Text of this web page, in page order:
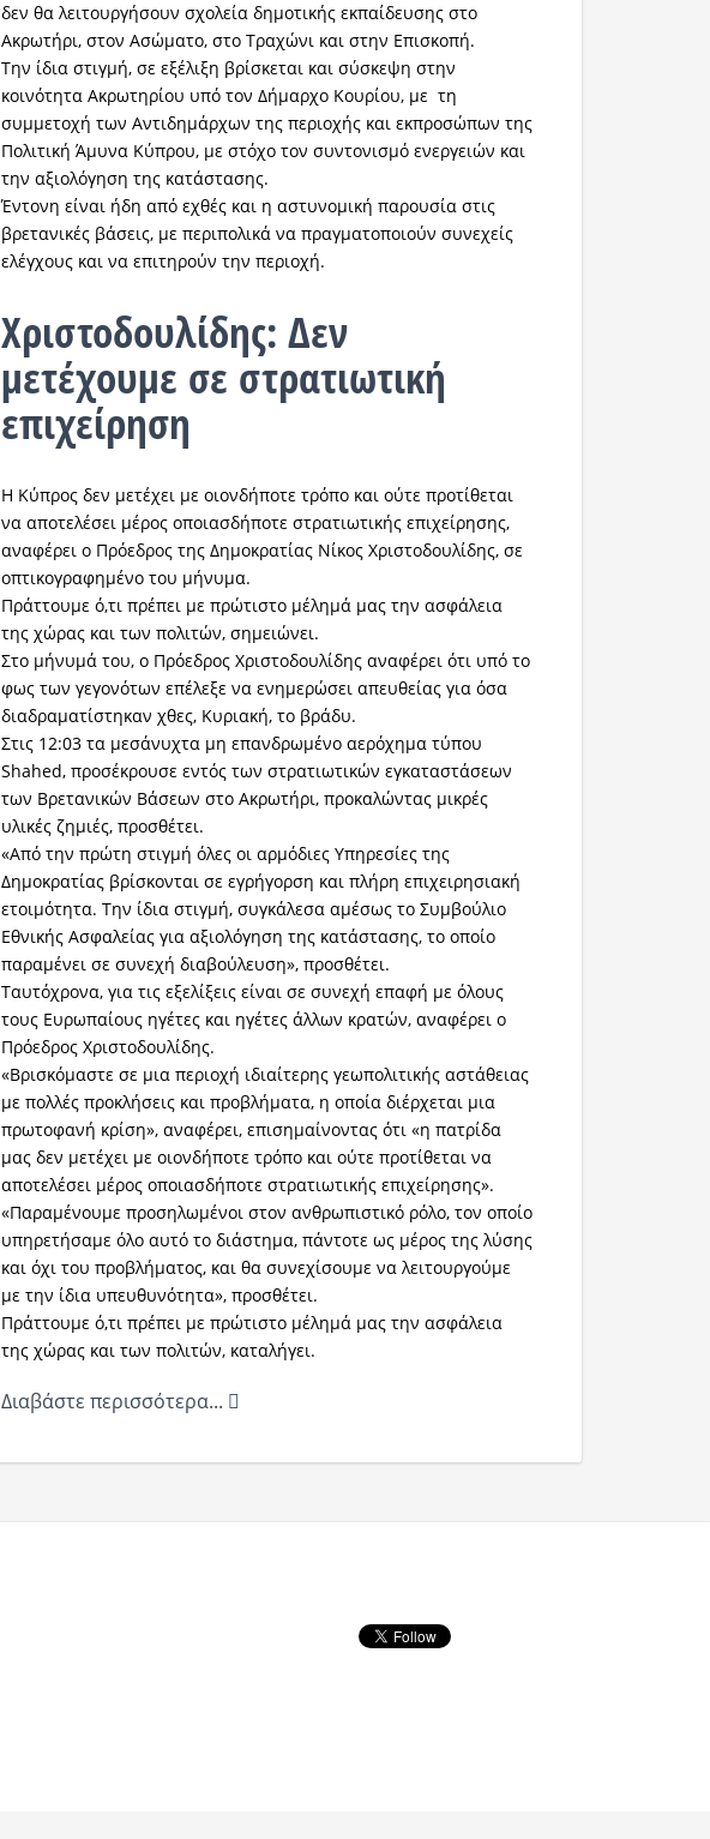
δεν θα λειτουργήσουν σχολεία δημοτικής εκπαίδευσης στο
Ακρωτήρι, στον Ασώματο, στο Τραχώνι και στην Επισκοπή.
Την ίδια στιγμή, σε εξέλιξη βρίσκεται και σύσκεψη στην
κοινότητα Ακρωτηρίου υπό τον Δήμαρχο Κουρίου, με τη
συμμετοχή των Αντιδημάρχων της περιοχής και εκπροσώπων της
Πολιτική Άμυνα Κύπρου, με στόχο τον συντονισμό ενεργειών και
την αξιολόγηση της κατάστασης.
Έντονη είναι ήδη από εχθές και η αστυνομική παρουσία στις
βρετανικές βάσεις, με περιπολικά να πραγματοποιούν συνεχείς
ελέγχους και να επιτηρούν την περιοχή.
Χριστοδουλίδης: Δεν
μετέχουμε σε στρατιωτική
επιχείρηση
Η Κύπρος δεν μετέχει με οιονδήποτε τρόπο και ούτε προτίθεται
να αποτελέσει μέρος οποιασδήποτε στρατιωτικής επιχείρησης,
αναφέρει ο Πρόεδρος της Δημοκρατίας Νίκος Χριστοδουλίδης, σε
οπτικογραφημένο του μήνυμα.
Πράττουμε ό,τι πρέπει με πρώτιστο μέλημά μας την ασφάλεια
της χώρας και των πολιτών, σημειώνει.
Στο μήνυμά του, ο Πρόεδρος Χριστοδουλίδης αναφέρει ότι υπό το
φως των γεγονότων επέλεξε να ενημερώσει απευθείας για όσα
διαδραματίστηκαν χθες, Κυριακή, το βράδυ.
Στις 12:03 τα μεσάνυχτα μη επανδρωμένο αερόχημα τύπου
Shahed, προσέκρουσε εντός των στρατιωτικών εγκαταστάσεων
των Βρετανικών Βάσεων στο Ακρωτήρι, προκαλώντας μικρές
υλικές ζημιές, προσθέτει.
«Από την πρώτη στιγμή όλες οι αρμόδιες Υπηρεσίες της
Δημοκρατίας βρίσκονται σε εγρήγορση και πλήρη επιχειρησιακή
ετοιμότητα. Την ίδια στιγμή, συγκάλεσα αμέσως το Συμβούλιο
Εθνικής Ασφαλείας για αξιολόγηση της κατάστασης, το οποίο
παραμένει σε συνεχή διαβούλευση», προσθέτει.
Ταυτόχρονα, για τις εξελίξεις είναι σε συνεχή επαφή με όλους
τους Ευρωπαίους ηγέτες και ηγέτες άλλων κρατών, αναφέρει ο
Πρόεδρος Χριστοδουλίδης.
«Βρισκόμαστε σε μια περιοχή ιδιαίτερης γεωπολιτικής αστάθειας
με πολλές προκλήσεις και προβλήματα, η οποία διέρχεται μια
πρωτοφανή κρίση», αναφέρει, επισημαίνοντας ότι «η πατρίδα
μας δεν μετέχει με οιονδήποτε τρόπο και ούτε προτίθεται να
αποτελέσει μέρος οποιασδήποτε στρατιωτικής επιχείρησης».
«Παραμένουμε προσηλωμένοι στον ανθρωπιστικό ρόλο, τον οποίο
υπηρετήσαμε όλο αυτό το διάστημα, πάντοτε ως μέρος της λύσης
και όχι του προβλήματος, και θα συνεχίσουμε να λειτουργούμε
με την ίδια υπευθυνότητα», προσθέτει.
Πράττουμε ό,τι πρέπει με πρώτιστο μέλημά μας την ασφάλεια
της χώρας και των πολιτών, καταλήγει.
Διαβάστε περισσότερα...